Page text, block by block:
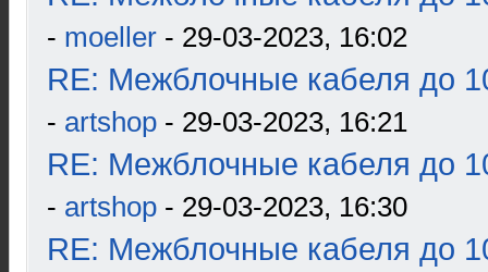
- moeller - 29-03-2023, 16:02
RE: Межблочные кабеля до
- artshop - 29-03-2023, 16:21
RE: Межблочные кабеля до
- artshop - 29-03-2023, 16:30
RE: Межблочные кабеля до